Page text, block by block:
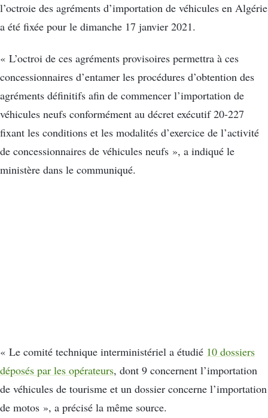
l’octroie des agréments d’importation de véhicules en Algérie
a été fixée pour le dimanche 17 janvier 2021.
« L’octroi de ces agréments provisoires permettra à ces
concessionnaires d’entamer les procédures d’obtention des
agréments définitifs afin de commencer l’importation de
véhicules neufs conformément au décret exécutif 20-227
fixant les conditions et les modalités d’exercice de l’activité
de concessionnaires de véhicules neufs », a indiqué le
ministère dans le communiqué.
« Le comité technique interministériel a étudié 10 dossiers
déposés par les opérateurs, dont 9 concernent l’importation
de véhicules de tourisme et un dossier concerne l’importation
de motos », a précisé la même source.